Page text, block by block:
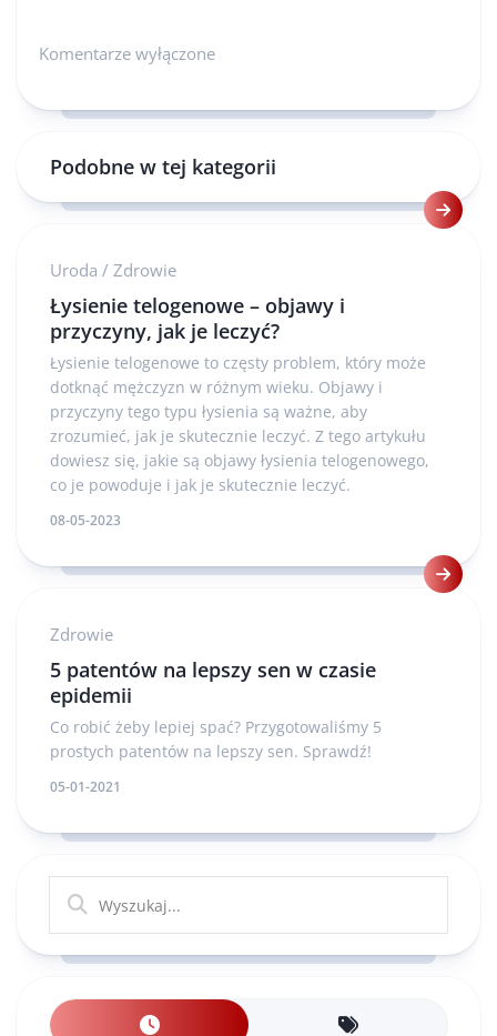
Komentarze wyłączone
Podobne w tej kategorii
Uroda / Zdrowie
Łysienie telogenowe – objawy i
przyczyny, jak je leczyć?
Łysienie telogenowe to częsty problem, który może
dotknąć mężczyzn w różnym wieku. Objawy i
przyczyny tego typu łysienia są ważne, aby
zrozumieć, jak je skutecznie leczyć. Z tego artykułu
dowiesz się, jakie są objawy łysienia telogenowego,
co je powoduje i jak je skutecznie leczyć.
08-05-2023
Zdrowie
5 patentów na lepszy sen w czasie
epidemii
Co robić żeby lepiej spać? Przygotowaliśmy 5
prostych patentów na lepszy sen. Sprawdź!
05-01-2021